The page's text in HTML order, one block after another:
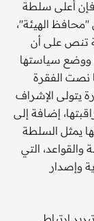
فإن أعلى سلطة
الهيئة''،
نظام الهيئة تنص على أن
ووضع سياستها
نصت الفقرة
يتولى الإشراف
إضافة إلى
يمثل السلطة
التي
وإصدار